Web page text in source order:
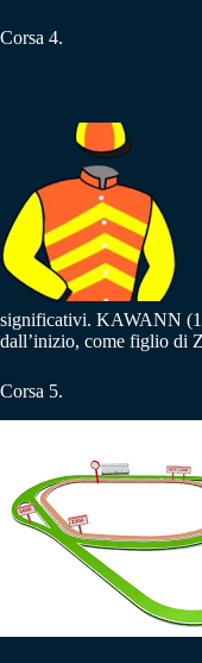
Corsa 4.
significativi. KAWANN
dall’inizio, come figlio di
Corsa 5.